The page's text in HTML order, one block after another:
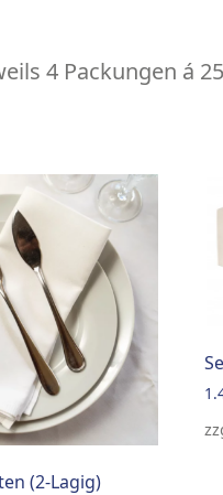
4 Packungen á
(2-Lagig)